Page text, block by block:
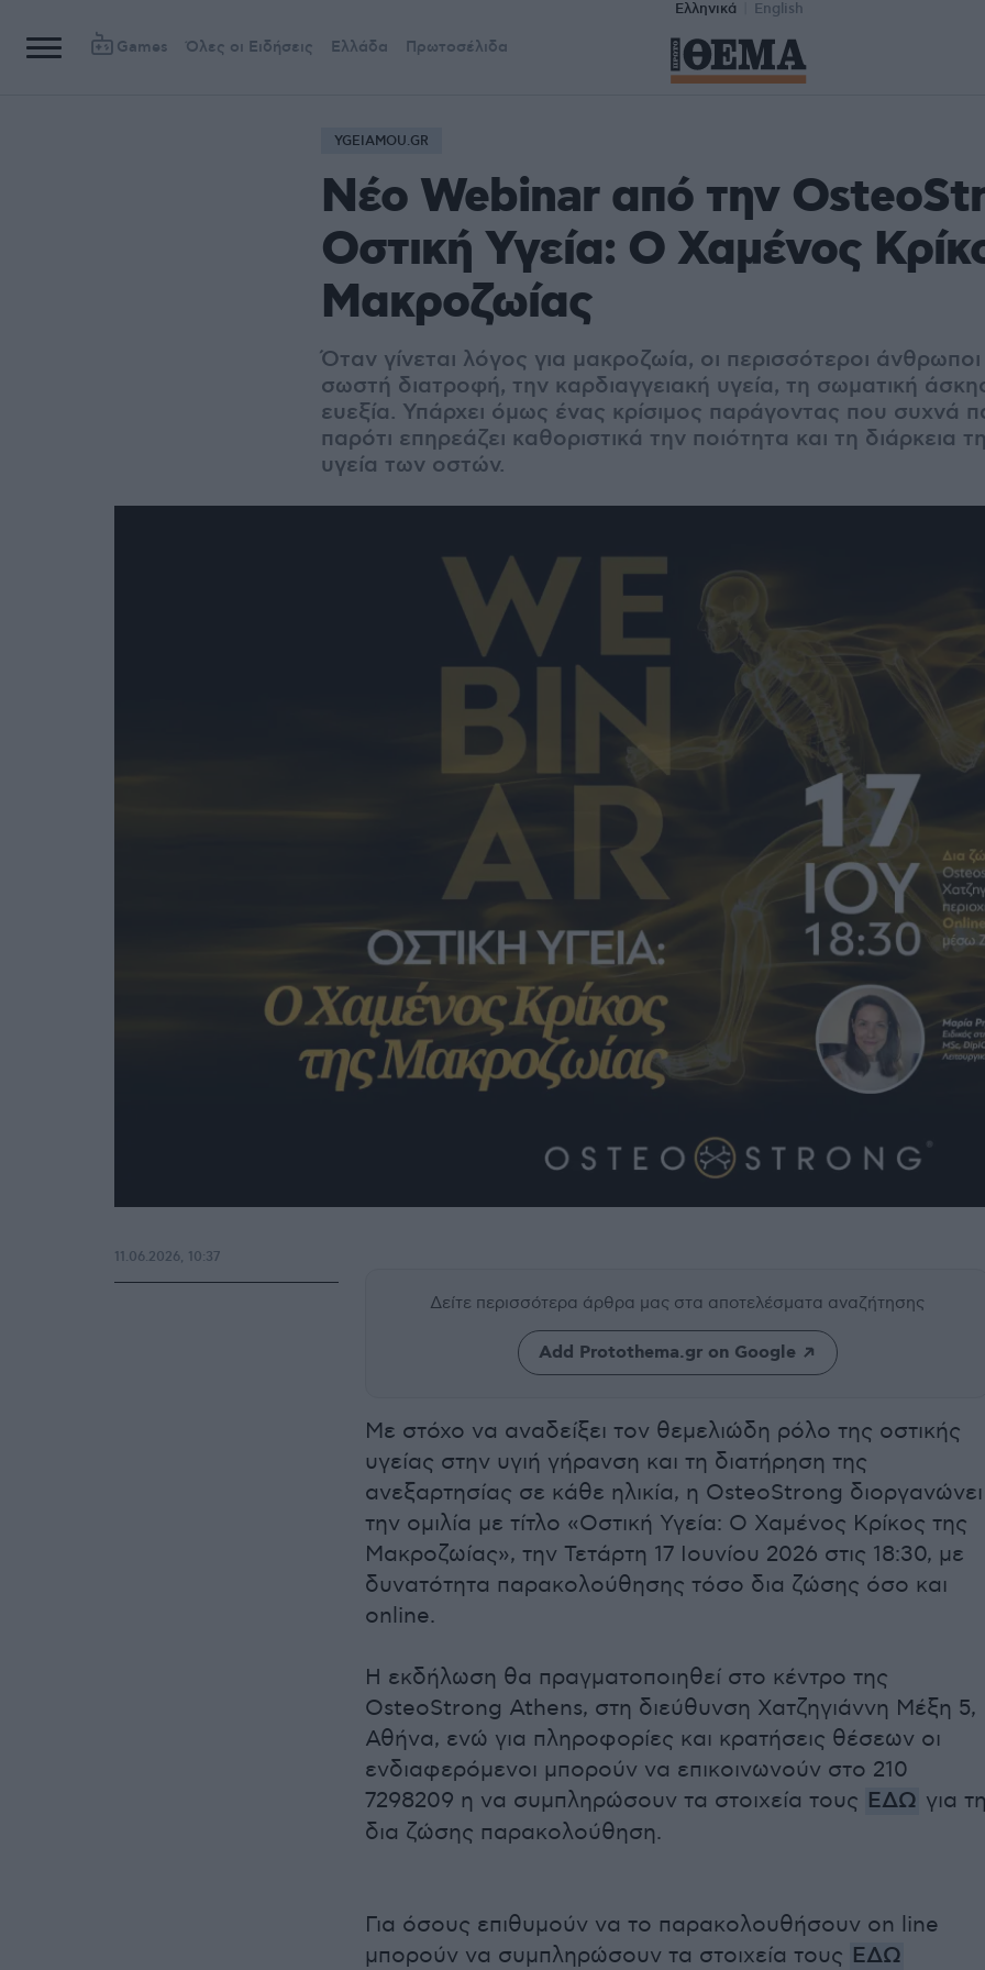
Ελληνικά English
Games Όλες οι Ειδήσεις Ελλάδα Πρωτοσέλιδα
YGEIAMOU.GR
Νέο Webinar από την
Οστική Υγεία: Ο Χαμένος
Μακροζωίας
Όταν γίνεται λόγος για μακροζωία, οι περισσότεροι
σωστή διατροφή, την καρδιαγγειακή υγεία, τη σωματική
ευεξία. Υπάρχει όμως ένας κρίσιμος παράγοντας που συχνά
παρότι επηρεάζει καθοριστικά την ποιότητα και τη διάρκεια
υγεία των οστών.
Δείτε περισσότερα άρθρα μας στα αποτελέσματα αναζήτησης
Add Protothema.gr on Google
Με στόχο να αναδείξει τον θεμελιώδη ρόλο της οστικής
υγείας στην υγιή γήρανση και τη διατήρηση της
ανεξαρτησίας σε κάθε ηλικία, η OsteoStrong διοργανώνει
την ομιλία με τίτλο «Οστική Υγεία: Ο Χαμένος Κρίκος της
Μακροζωίας», την Τετάρτη 17 Ιουνίου 2026 στις 18:30, με
δυνατότητα παρακολούθησης τόσο δια ζώσης όσο και
online.
Η εκδήλωση θα πραγματοποιηθεί στο κέντρο της
OsteoStrong Athens, στη διεύθυνση Χατζηγιάννη Μέξη 5,
Αθήνα, ενώ για πληροφορίες και κρατήσεις θέσεων οι
ενδιαφερόμενοι μπορούν να επικοινωνούν στο 210
7298209 η να συμπληρώσουν τα στοιχεία τους ΕΔΩ για
δια ζώσης παρακολούθηση.
Για όσους επιθυμούν να το παρακολουθήσουν on line
μπορούν να συμπληρώσουν τα στοιχεία τους ΕΔΩ
11.06.2026, 10:37